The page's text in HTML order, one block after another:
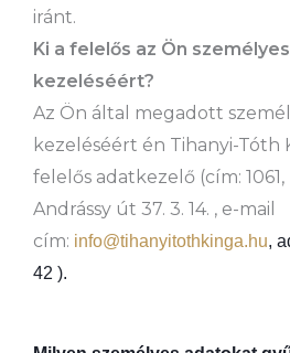
iránt.
Ki a felelős az Ön
kezeléséért?
Az Ön által megadott
kezeléséért én Tihanyi-Tóth
felelős adatkezelő (cím:
Andrássy út 37. 3. 14. , e-mail
cím: info@tihanyitothkinga.hu,
42 ).